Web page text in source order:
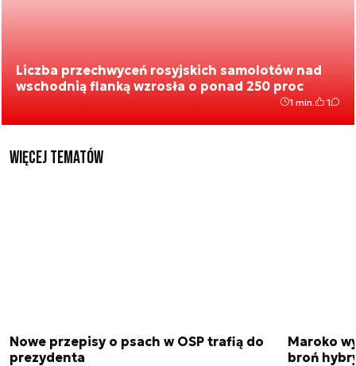
Liczba przechwyceń rosyjskich samolotów nad
wschodnią flanką wzrosła o ponad 250 proc
1 min. 1
Więcej tematów
Nowe przepisy o psach w OSP trafią do
prezydenta
Maroko
broń